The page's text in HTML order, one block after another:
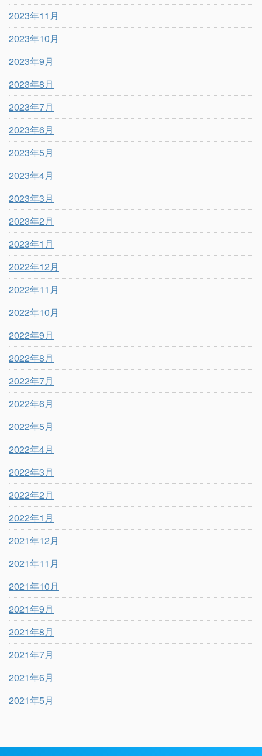
2023年11月
2023年10月
2023年9月
2023年8月
2023年7月
2023年6月
2023年5月
2023年4月
2023年3月
2023年2月
2023年1月
2022年12月
2022年11月
2022年10月
2022年9月
2022年8月
2022年7月
2022年6月
2022年5月
2022年4月
2022年3月
2022年2月
2022年1月
2021年12月
2021年11月
2021年10月
2021年9月
2021年8月
2021年7月
2021年6月
2021年5月